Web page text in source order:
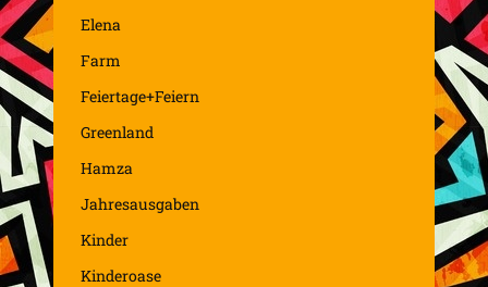
Elena
Farm
Feiertage+Feiern
Greenland
Hamza
Jahresausgaben
Kinder
Kinderoase